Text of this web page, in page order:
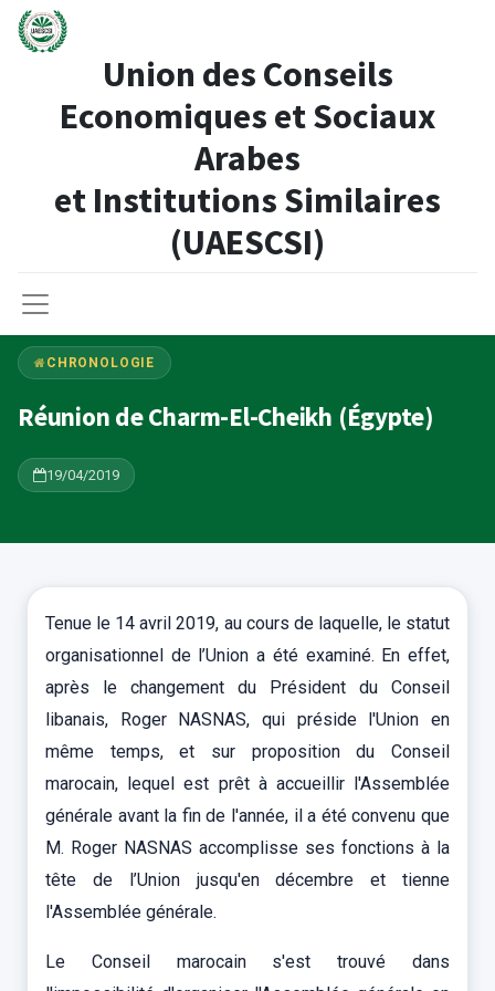
Union des Conseils
Economiques et Sociaux
Arabes
et Institutions Similaires​
(UAESCSI)
CHRONOLOGIE
Réunion de Charm-El-Cheikh (Égypte)
19/04/2019
Tenue le 14 avril 2019, au cours de laquelle, le statut
organisationnel de l’Union a été examiné. En effet,
après le changement du Président du Conseil
libanais, Roger NASNAS, qui préside l'Union en
même temps, et sur proposition du Conseil
marocain, lequel est prêt à accueillir l'Assemblée
générale avant la fin de l'année, il a été convenu que
M. Roger NASNAS accomplisse ses fonctions à la
tête de l’Union jusqu'en décembre et tienne
l'Assemblée générale.
Le Conseil marocain s'est trouvé dans